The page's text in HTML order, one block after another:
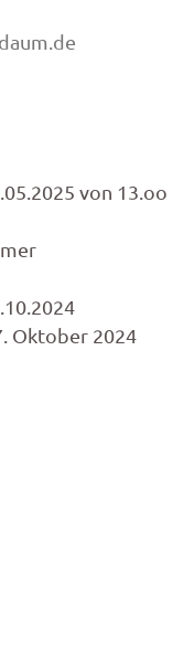
von 13.oo
Oktober 2024